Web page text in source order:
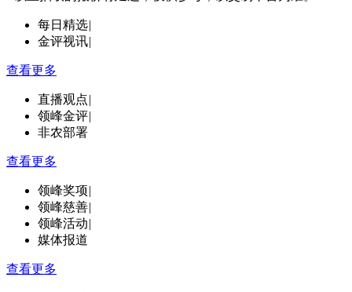
每日精选|
金评视讯|
查看更多
直播观点|
领峰金评|
非农部署
查看更多
领峰奖项|
领峰慈善|
领峰活动|
媒体报道
查看更多